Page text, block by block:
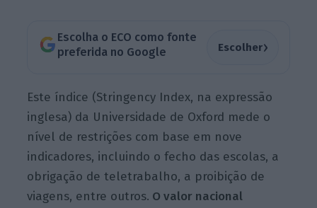
Escolha o ECO como fonte
preferida no Google
Escolher›
Este índice (Stringency Index, na expressão
inglesa) da Universidade de Oxford mede o
nível de restrições com base em nove
indicadores, incluindo o fecho das escolas, a
obrigação de teletrabalho, a proibição de
viagens, entre outros. O valor nacional